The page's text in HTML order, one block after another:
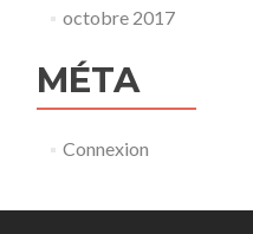
octobre 2017
MÉTA
Connexion